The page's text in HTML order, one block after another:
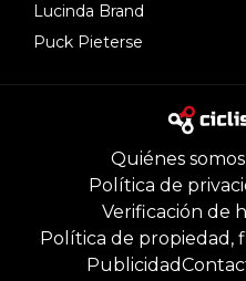
Lucinda Brand
Puck Pieterse
Quiénes somos
Política de
Verificación de
Política de propiedad,
Publicidad